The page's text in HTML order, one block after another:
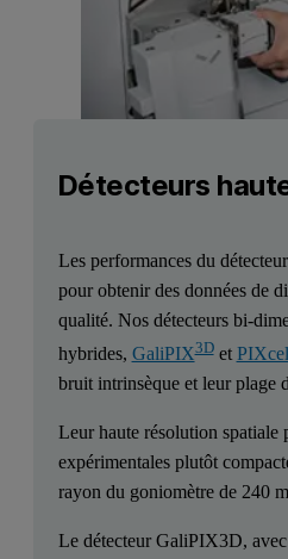
Détecteurs
Les performances du
pour obtenir des données de
qualité. Nos détecteurs bi-
hybrides, GaliPIX3Det PIXcel
bruit intrinsèque et leur plage
Leur haute résolution spatiale
expérimentales plutôt
rayon du goniomètre de 240
Le détecteur GaliPIX3D,